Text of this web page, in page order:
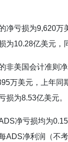
净亏损为9,620万
为10.28亿美元，
非美国会计准则
万美元，上年同
损为8.53亿美元。
净亏损均为
ADS净利润（不